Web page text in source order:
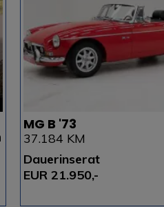
MG B '73
37.184 KM
Dauerinserat
EUR 21.950,-